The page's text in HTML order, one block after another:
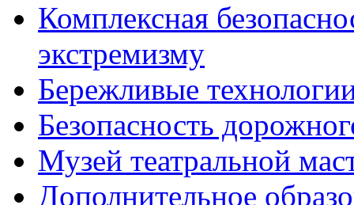
Комплексная
экстремизму
Бережливые
Безопасность
Музей театральной
Дополнительное